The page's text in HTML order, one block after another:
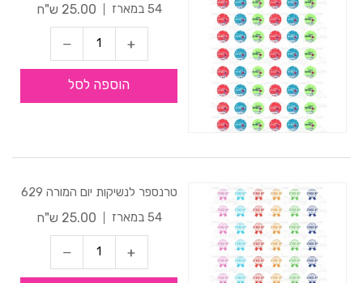
54 במארז
25.00 ש"ח
הוספה לסל
טרנספר לנשיקות יום המורה 629
54 במארז
25.00 ש"ח